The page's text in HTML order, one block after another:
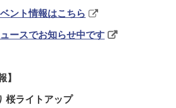
ント情報はこちら
ースでお知らせ中です
】
桜ライトアップ